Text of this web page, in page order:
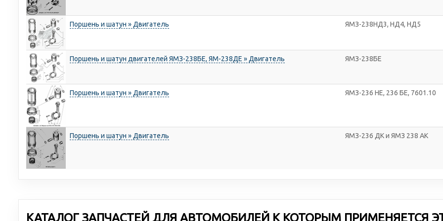
Поршень и шатун » Двигатель ЯМЗ-238НД3, НД4, НД5
Поршень и шатун двигателей ЯМЗ-238БЕ, ЯМ-238ДЕ » Двигатель ЯМЗ-238БЕ
Поршень и шатун » Двигатель ЯМЗ-236 НЕ, 236 БЕ, 7601.10
Поршень и шатун » Двигатель ЯМЗ-236 ДК и ЯМЗ 238 АК
КАТАЛОГ ЗАПЧАСТЕЙ ДЛЯ АВТОМОБИЛЕЙ К КОТОРЫМ ПРИМЕНЯЕТСЯ